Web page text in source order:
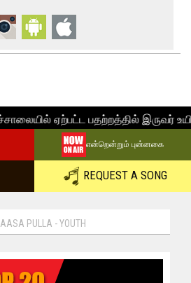
என்றென்றும் புன்னகை
REQUEST A SONG
AASA PULLA - YOUTH